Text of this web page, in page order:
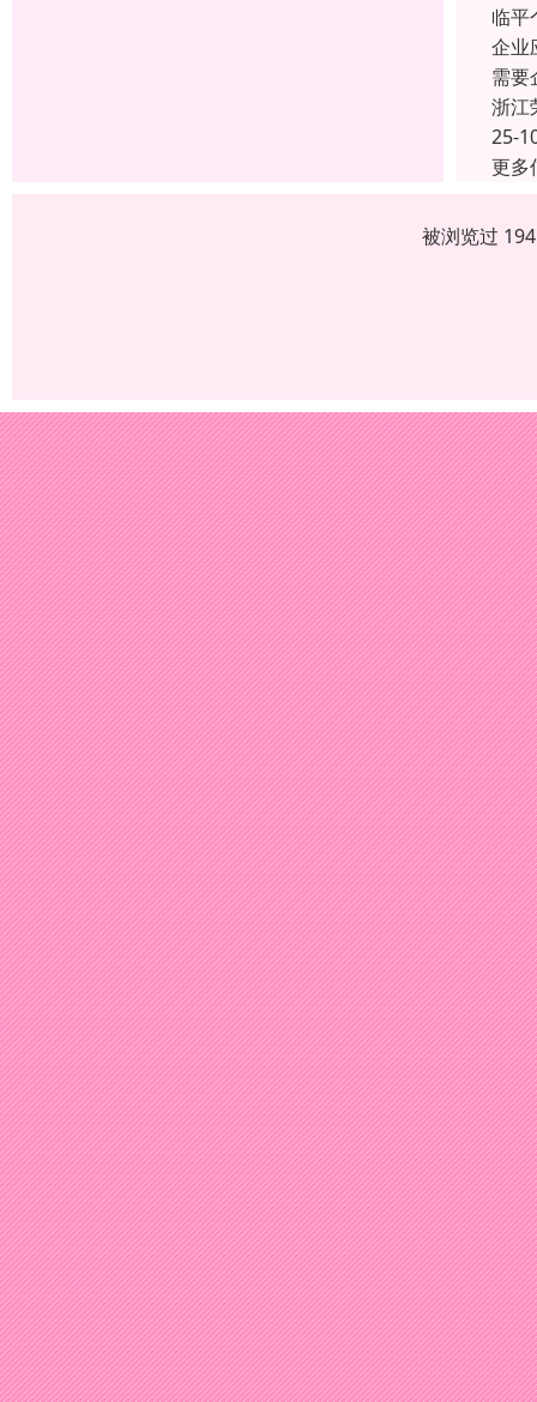
临平
企业
需要
浙江
25-
更多
被浏览过